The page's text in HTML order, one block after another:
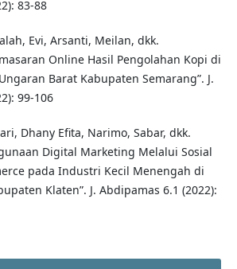
83-88
Evi, Arsanti, Meilan, dkk.
Online Hasil Pengolahan Kopi di
Barat Kabupaten Semarang”. J.
99-106
Dhany Efita, Narimo, Sabar, dkk.
Digital Marketing Melalui Sosial
pada Industri Kecil Menengah di
Klaten”. J. Abdipamas 6.1 (2022):